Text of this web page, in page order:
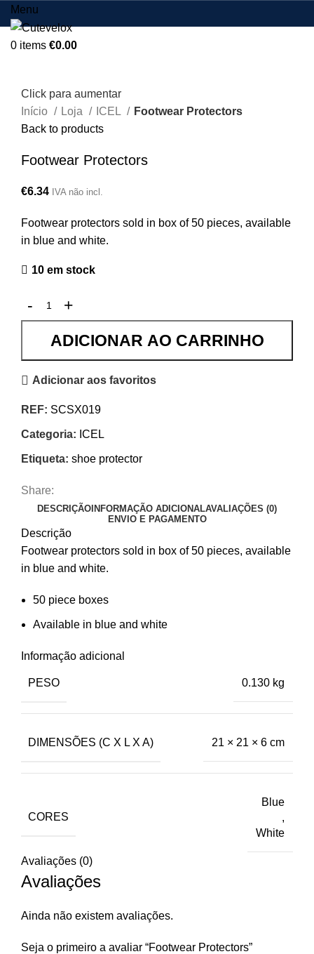
Menu
0 items €0.00
Click para aumentar
Início
Loja ICEL
Footwear Protectors
Back to products
Footwear Protectors
€6.34 IVA não incl.
Footwear protectors sold in box of 50 pieces, available
in blue and white.
10 em stock
ADICIONAR AO CARRINHO
Adicionar aos favoritos
REF: SCSX019
Categoria: ICEL
Etiqueta: shoe protector
Share:
DESCRIÇÃOINFORMAÇÃO ADICIONALAVALIAÇÕES (0)
ENVIO E PAGAMENTO
Descrição
Footwear protectors sold in box of 50 pieces, available
in blue and white.
50 piece boxes
Available in blue and white
Informação adicional
PESO 0.130 kg
DIMENSÕES (C X L X A) 21 × 21 × 6 cm
CORES
Blue
,
White
Avaliações (0)
Avaliações
Ainda não existem avaliações.
Seja o primeiro a avaliar “Footwear Protectors”